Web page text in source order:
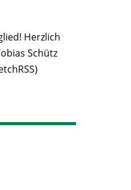
Herzlich
Schütz